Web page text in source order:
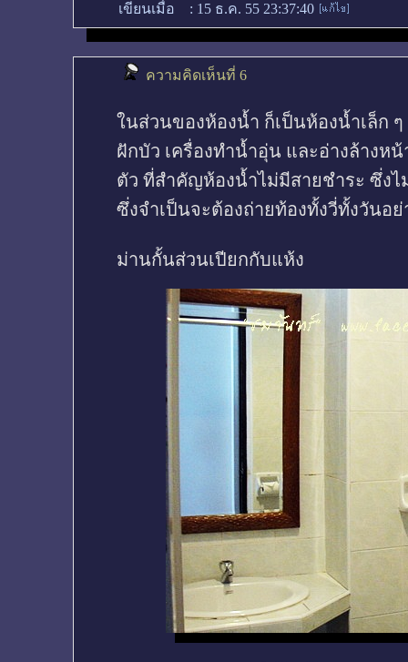
เขียนเมื่อ
: 15 ธ.ค. 55 23:37:40
ความคิดเห็นที่ 6
ในส่วนของห้องน้ำ ก็เป็นห้องน้ำเล็ก
ฝักบัว เครื่องทำน้ำอุ่น และอ่างล้างห
ตัว ที่สำคัญห้องน้ำไม่มีสายชำระ ซึ่ง
ซึ่งจำเป็นจะต้องถ่ายท้องทั้งวี่ทั้งวันอ
ม่านกั้นส่วนเปียกกับแห้ง